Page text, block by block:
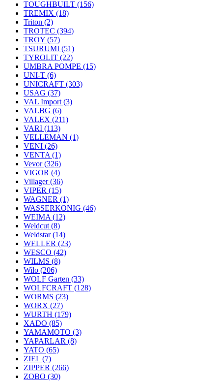
TOUGHBUILT (156)
TREMIX (18)
Triton (2)
TROTEC (394)
TROY (57)
TSURUMI (51)
TYROLIT (22)
UMBRA POMPE (15)
UNI-T (6)
UNICRAFT (303)
USAG (37)
VAL Import (3)
VALBG (6)
VALEX (211)
VARI (113)
VELLEMAN (1)
VENI (26)
VENTA (1)
Vevor(326)
VIGOR (4)
Villager(36)
VIPER (15)
WAGNER (1)
WASSERKONIG (46)
WEIMA (12)
Weldcut (8)
Weldstar(14)
WELLER (23)
WESCO (42)
WILMS (8)
Wilo (206)
WOLF Garten (33)
WOLFCRAFT (128)
WORMS (23)
WORX (27)
WURTH (179)
XADO (85)
YAMAMOTO (3)
YAPARLAR (8)
YATO (65)
ZIEL (7)
ZIPPER (266)
ZOBO (30)